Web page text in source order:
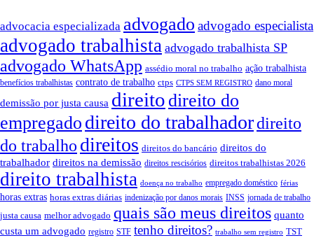
advocacia especializada advogado advogado especialista
advogado trabalhista advogado trabalhista SP
advogado WhatsApp assédio moral no trabalho ação trabalhista
benefícios trabalhistas contrato de trabalho ctps CTPS SEM REGISTRO dano moral
demissão por justa causa direito direito do
empregado direito do trabalhadordireito
do trabalho direitos direitos do bancário direitos do
trabalhador direitos na demissão direitos rescisórios direitos trabalhistas 2026
direito trabalhista doença no trabalho empregado doméstico férias
horas extras horas extras diárias indenização por danos morais INSS jornada de trabalho
justa causa melhor advogado quais são meus direitos quanto
custa um advogado registro STF tenho direitos? trabalho sem registro TST